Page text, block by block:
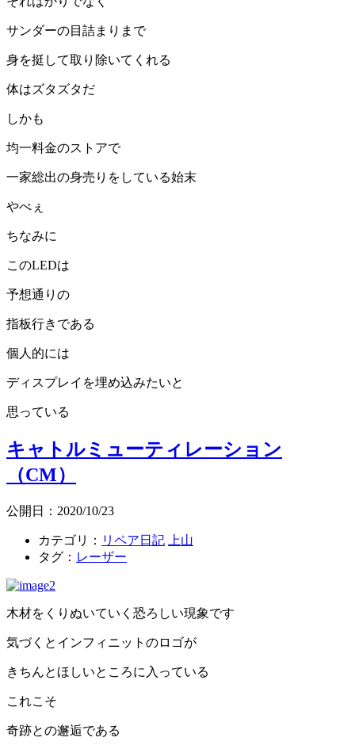
サンダーの目詰まりまで
身を挺して取り除いてくれる
体はズタズタだ
しかも
均一料金のストアで
一家総出の身売りをしている始末
やべぇ
ちなみに
このLEDは
予想通りの
指板行きである
個人的には
ディスプレイを埋め込みたいと
思っている
キャトルミューティレーション
（CM）
公開日：2020/10/23
カテゴリ： リペア日記
上山
タグ： レーザー
木材をくりぬいていく恐ろしい現象です
気づくとインフィニットのロゴが
きちんとほしいところに入っている
これこそ
奇跡との邂逅である